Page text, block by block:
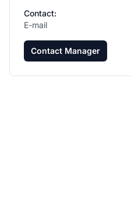
Contact:
E-mail
Contact Manager